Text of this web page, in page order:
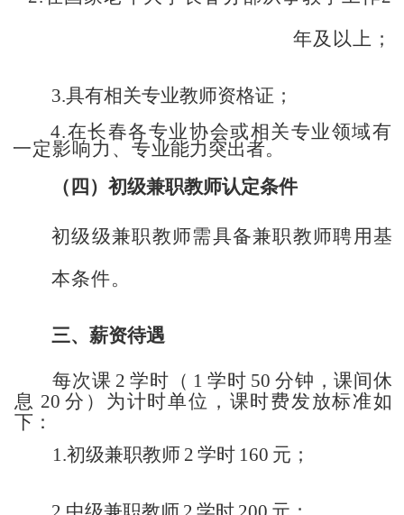
年及以上；
3.具有相关专业教师资格证；
4.在长春各专业协会或相关专业领域有
一定影响力、专业能力突出者。
（四）初级兼职教师认定条件
初级级兼职教师需具备兼职教师聘用基
本条件。
三、薪资待遇
每次课 2 学时（ 1 学时 50 分钟，课间休
息 20 分）为计时单位，课时费发放标准如
下：
1.初级兼职教师 2 学时 160 元；